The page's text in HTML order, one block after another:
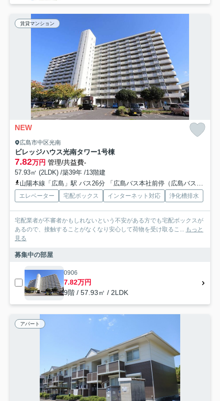
賃貸マンション
NEW
広島市中区光南
ビレッジハウス光南タワー1号棟
7.82万円 管理/共益費-
57.93㎡ (2LDK) /築39年 /13階建
山陽本線「広島」駅 バス26分 「広島バス本社前停（広島バス）」 停歩5分
エレベーター 宅配ボックス インターネット対応 浄化槽排水
宅配業者が不審者かもしれないという不安がある方でも宅配ボックスが
あるので、接触することがなくなり安心して荷物を受け取るこ... もっと
見る
募集中の部屋
0906
7.82万円
9階 / 57.93㎡ / 2LDK
アパート